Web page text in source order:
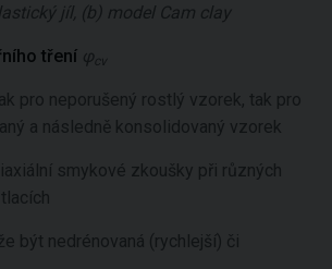
jíl, (b) model Cam clay
tření φ cv
pro neporušený rostlý vzorek, tak pro
a následně konsolidovaný vzorek
smykové zkoušky při různých
být nedrénovaná (rychlejší) či